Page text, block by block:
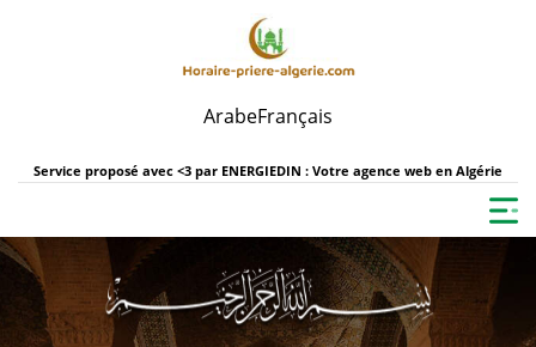
ArabeFrançais
Service proposé avec <3 par ENERGIEDIN : Votre agence web en Algérie